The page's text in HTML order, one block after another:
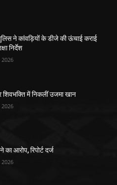
ने कांवड़ियों के डीजे की ऊंचाई कराई
निर्देश
में निकलीं उजमा खान
आरोप, रिपोर्ट दर्ज